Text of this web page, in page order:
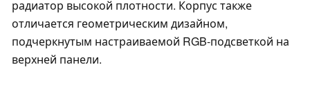
радиатор высокой плотности. Корпус также
отличается геометрическим дизайном,
подчеркнутым настраиваемой RGB-подсветкой на
верхней панели.